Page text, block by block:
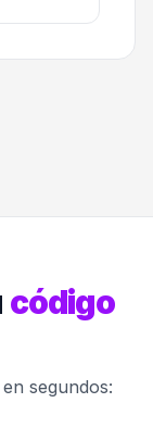
código
segundos: